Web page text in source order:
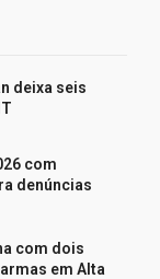
deixa seis
com
denúncias
com dois
em Alta